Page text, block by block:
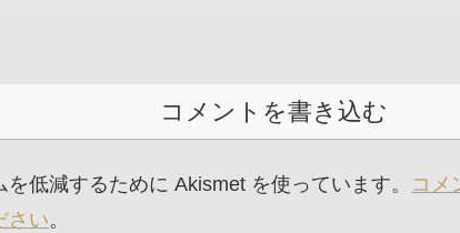
コメントを書き込む
低減するために Akismet を使っています。 コメ
さい。